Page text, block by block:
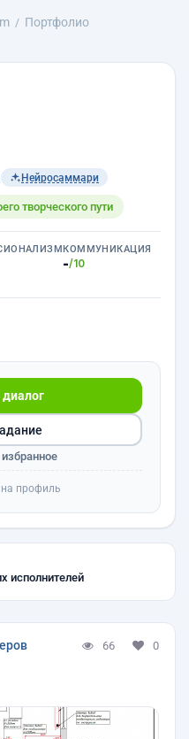
Портфолио
Нейросаммари
творческого пути
КОММУНИКАЦИЯ
-/10
профиль
исполнителей
66 0